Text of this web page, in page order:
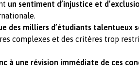
un sentiment d’injustice et
des milliers d’étudiants talentueux
complexes et des critères trop
à une révision immédiate de ces